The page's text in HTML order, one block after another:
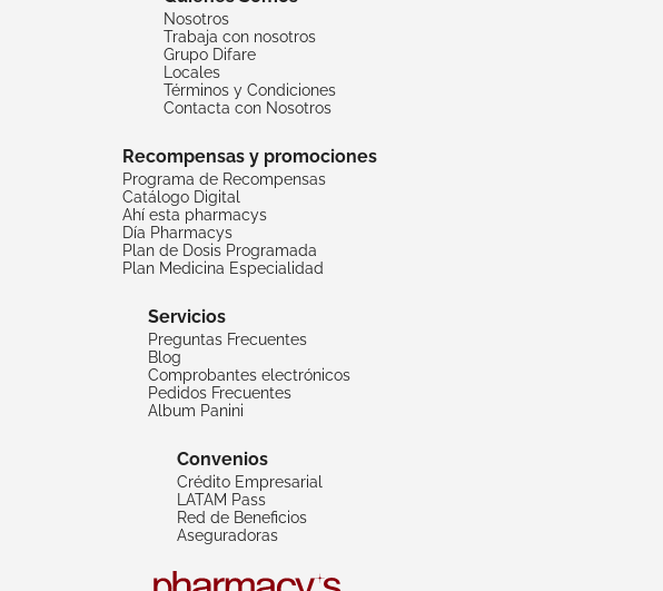
Nosotros
Trabaja con nosotros
Grupo Difare
Locales
Términos y Condiciones
Contacta con Nosotros
Recompensas y promociones
Programa de Recompensas
Catálogo Digital
Ahí esta pharmacys
Día Pharmacys
Plan de Dosis Programada
Plan Medicina Especialidad
Servicios
Preguntas Frecuentes
Blog
Comprobantes electrónicos
Pedidos Frecuentes
Album Panini
Convenios
Crédito Empresarial
LATAM Pass
Red de Beneficios
Aseguradoras